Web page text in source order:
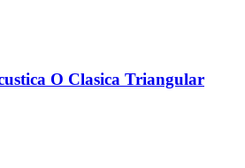
O Clasica Triangular